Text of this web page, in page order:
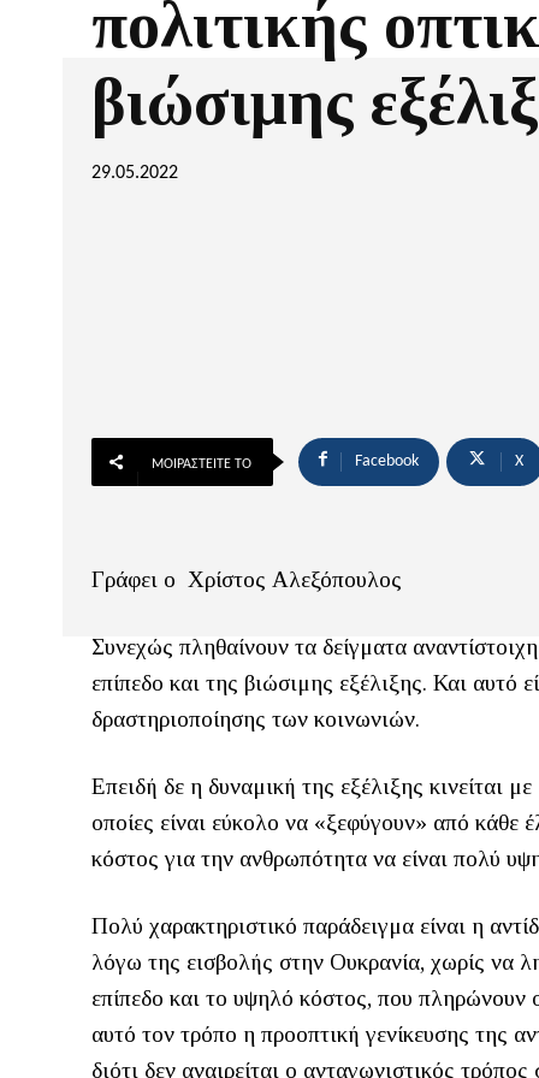
πολιτικής
βιώσιμης
29.05.2022
ΜΟΙΡΑΣΤΕΊΤΕ ΤΟ Facebook X
Γράφει ο Χρίστος Αλεξόπουλος
Συνεχώς πληθαίνουν τα δείγματα
επίπεδο και της βιώσιμης εξέλιξης. Και αυτό
δραστηριοποίησης των κοινωνιών.
Επειδή δε η δυναμική της εξέλιξης κινείται
οποίες είναι εύκολο να «ξεφύγουν» από κάθε
κόστος για την ανθρωπότητα να είναι πολύ
Πολύ χαρακτηριστικό παράδειγμα είναι η
λόγω της εισβολής στην Ουκρανία, χωρίς να
επίπεδο και το υψηλό κόστος, που πληρώνουν
αυτό τον τρόπο η προοπτική γενίκευσης της
διότι δεν αναιρείται ο ανταγωνιστικός